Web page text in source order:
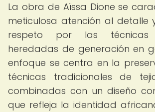
La obra de Aïssa Dione se
meticulosa atención al detalle
respeto por las técnicas
heredadas de generación en
enfoque se centra en la
técnicas tradicionales de
combinadas con un diseño
que refleja la identidad